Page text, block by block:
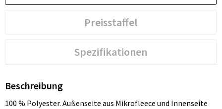
Preisstaffel
Spezifikationen
Beschreibung
100 % Polyester. Außenseite aus Mikrofleece und Innenseite